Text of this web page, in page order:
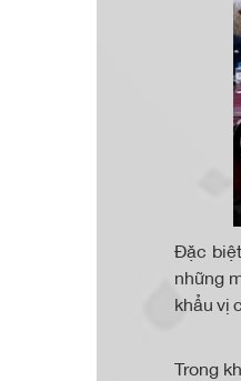
Đặc
những
khẩu vị
Trong